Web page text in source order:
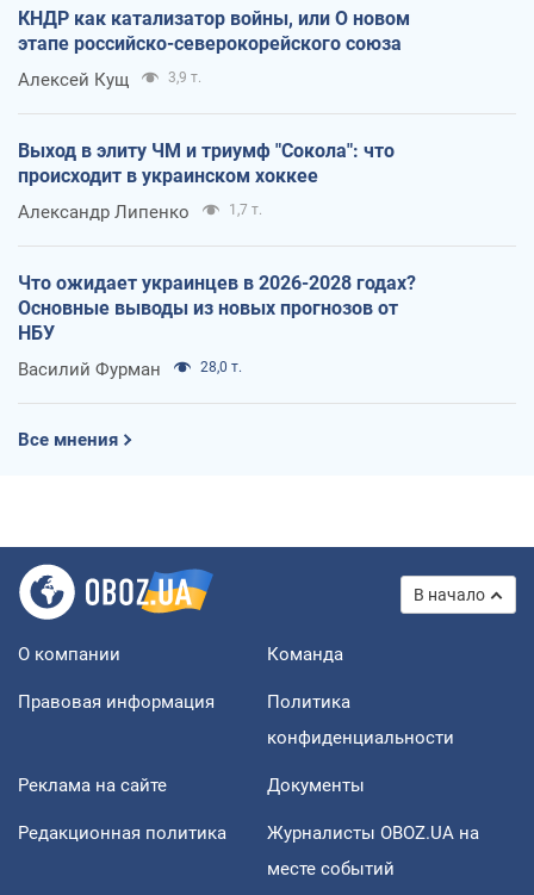
КНДР как катализатор войны, или О новом
этапе российско-северокорейского союза
Алексей Кущ 3,9 т.
Выход в элиту ЧМ и триумф "Сокола": что
происходит в украинском хоккее
Александр Липенко 1,7 т.
Что ожидает украинцев в 2026-2028 годах?
Основные выводы из новых прогнозов от
НБУ
Василий Фурман 28,0 т.
Все мнения
В начало
О компании Команда
Правовая информация
Политика
конфиденциальности
Реклама на сайте Документы
Редакционная политика
Журналисты OBOZ.UA на
месте событий